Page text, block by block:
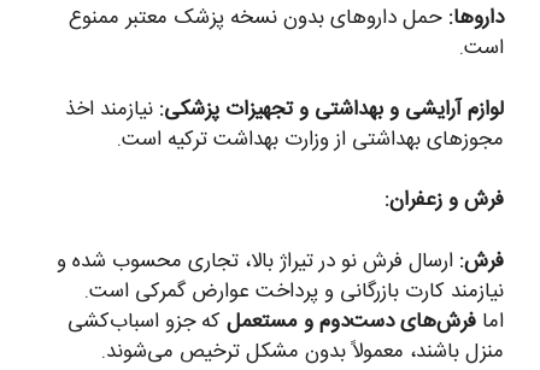
داروها: حمل داروهای بدون نسخه پزشک معتبر ممنوع
است.
لوازم آرایشی و بهداشتی و تجهیزات پزشکی: نیازمند اخذ
مجوزهای بهداشتی از وزارت بهداشت ترکیه است.
فرش و زعفران:
فرش: ارسال فرش نو در تیراژ بالا، تجاری محسوب شده و
نیازمند کارت بازرگانی و پرداخت عوارض گمرکی است.
اما فرش‌های دست‌دوم و مستعمل که جزو اسباب‌کشی
منزل باشند، معمولاً بدون مشکل ترخیص می‌شوند.